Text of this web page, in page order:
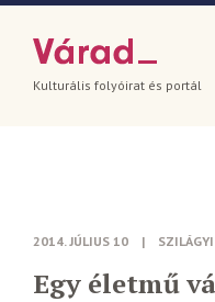
Kulturális folyóirat és portál
2014. JÚLIUS 10 |
Egy életmű